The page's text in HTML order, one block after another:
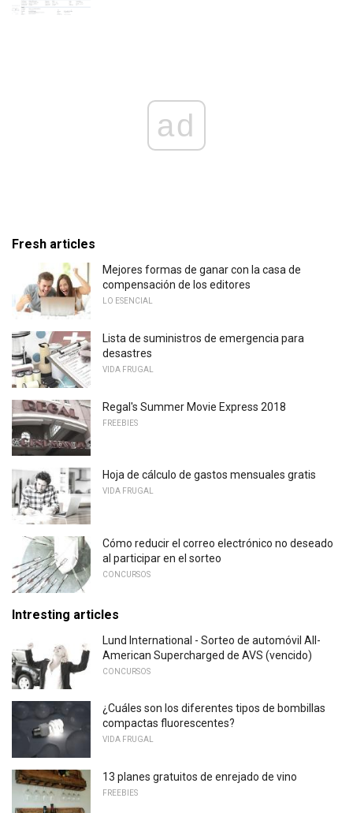
ad
Fresh articles
Mejores formas de ganar con la casa de
compensación de los editores
LO ESENCIAL
Lista de suministros de emergencia para
desastres
VIDA FRUGAL
Regal's Summer Movie Express 2018
FREEBIES
Hoja de cálculo de gastos mensuales gratis
VIDA FRUGAL
Cómo reducir el correo electrónico no deseado
al participar en el sorteo
CONCURSOS
Intresting articles
Lund International - Sorteo de automóvil All-
American Supercharged de AVS (vencido)
CONCURSOS
¿Cuáles son los diferentes tipos de bombillas
compactas fluorescentes?
VIDA FRUGAL
13 planes gratuitos de enrejado de vino
FREEBIES